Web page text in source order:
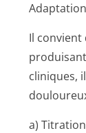
Il convient
cliniques,
a) Titration